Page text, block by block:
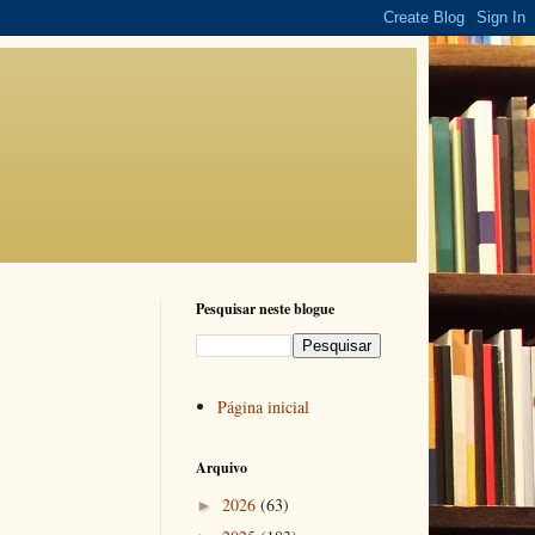
Pesquisar neste blogue
Página inicial
Arquivo
► 2026 (63)